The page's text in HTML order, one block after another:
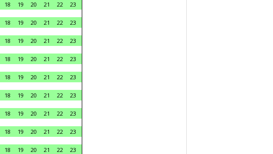
18 19 20 21 22
23
18 19 20 21 22
23
18 19 20 21 22
23
18 19 20 21 22
23
18 19 20 21 22
23
18 19 20 21 22
23
18 19 20 21 22
23
18 19 20 21 22
23
18 19 20 21 22
23